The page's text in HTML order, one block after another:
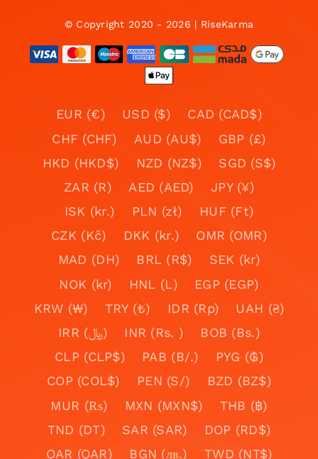
© Copyright 2020 - 2026 | RiseKarma
EUR (€) USD ($)
CAD (CAD$)
CHF (CHF)
AUD (AU$)
GBP (£)
HKD (HKD$)
NZD (NZ$)
SGD (S$)
ZAR (R)
AED (AED)
JPY (¥)
ISK (kr.)
PLN (zł)
HUF (Ft)
CZK (Kč)
DKK (kr.)
OMR (OMR)
MAD (DH)
BRL (R$)
SEK (kr)
NOK (kr)
HNL (L)
EGP (EGP)
KRW (₩)
TRY (₺) IDR (Rp)
UAH (₴)
IRR (﷼)
INR (Rs. )
BOB (Bs.)
CLP (CLP$)
PAB (B/.)
PYG (₲)
COP (COL$)
PEN (S/)
BZD (BZ$)
MUR (₨)
MXN (MXN$)
THB (฿)
TND (DT)
SAR (SAR)
DOP (RD$)
QAR (QAR)
BGN (лв.)
TWD (NT$)